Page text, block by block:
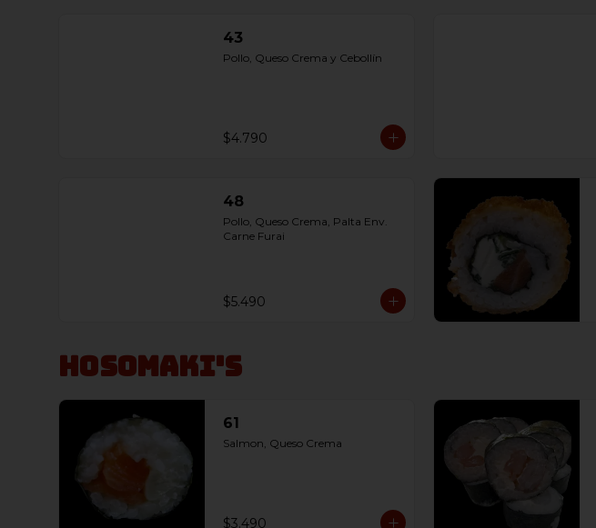
43
Pollo, Queso Crema y Cebollín
$4.790
48
Pollo, Queso Crema, Palta Env.
Carne Furai
$5.490
Hosomaki's
61
Salmon, Queso Crema
$3.490